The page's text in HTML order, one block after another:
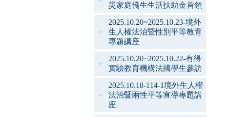
災家庭僑生生活扶助金首領
2025.10.20~2025.10.23-境外
生人權法治暨性別平等教育
專題講座
2025.10.20~2025.10.22-有得
實驗教育機構法國學生參訪
2025.10.18-114-1境外生人權
法治暨兩性平等宣導專題講
座